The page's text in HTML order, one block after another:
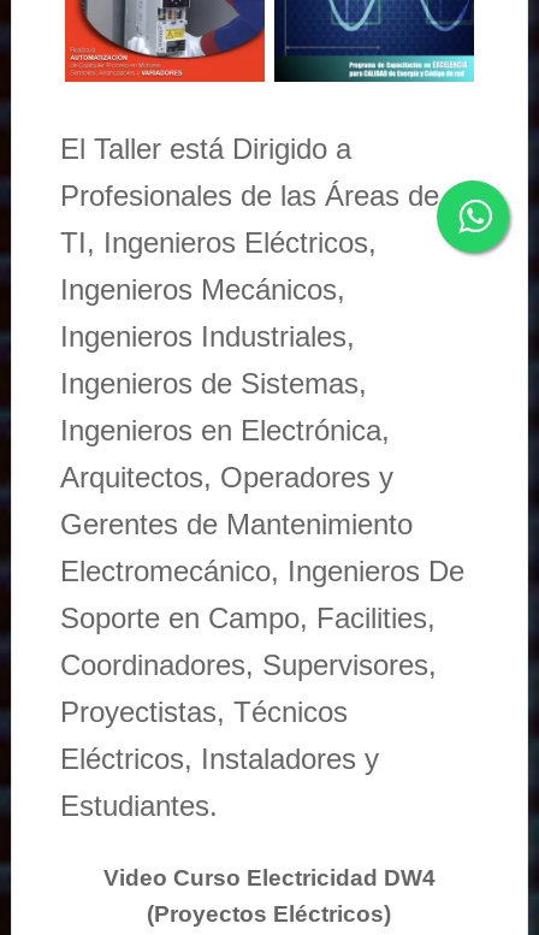
El Taller está Dirigido a
Profesionales de las Áreas de
TI, Ingenieros Eléctricos,
Ingenieros Mecánicos,
Ingenieros Industriales,
Ingenieros de Sistemas,
Ingenieros en Electrónica,
Arquitectos, Operadores y
Gerentes de Mantenimiento
Electromecánico, Ingenieros De
Soporte en Campo, Facilities,
Coordinadores, Supervisores,
Proyectistas, Técnicos
Eléctricos, Instaladores y
Estudiantes.
Video Curso Electricidad DW4
(Proyectos Eléctricos)